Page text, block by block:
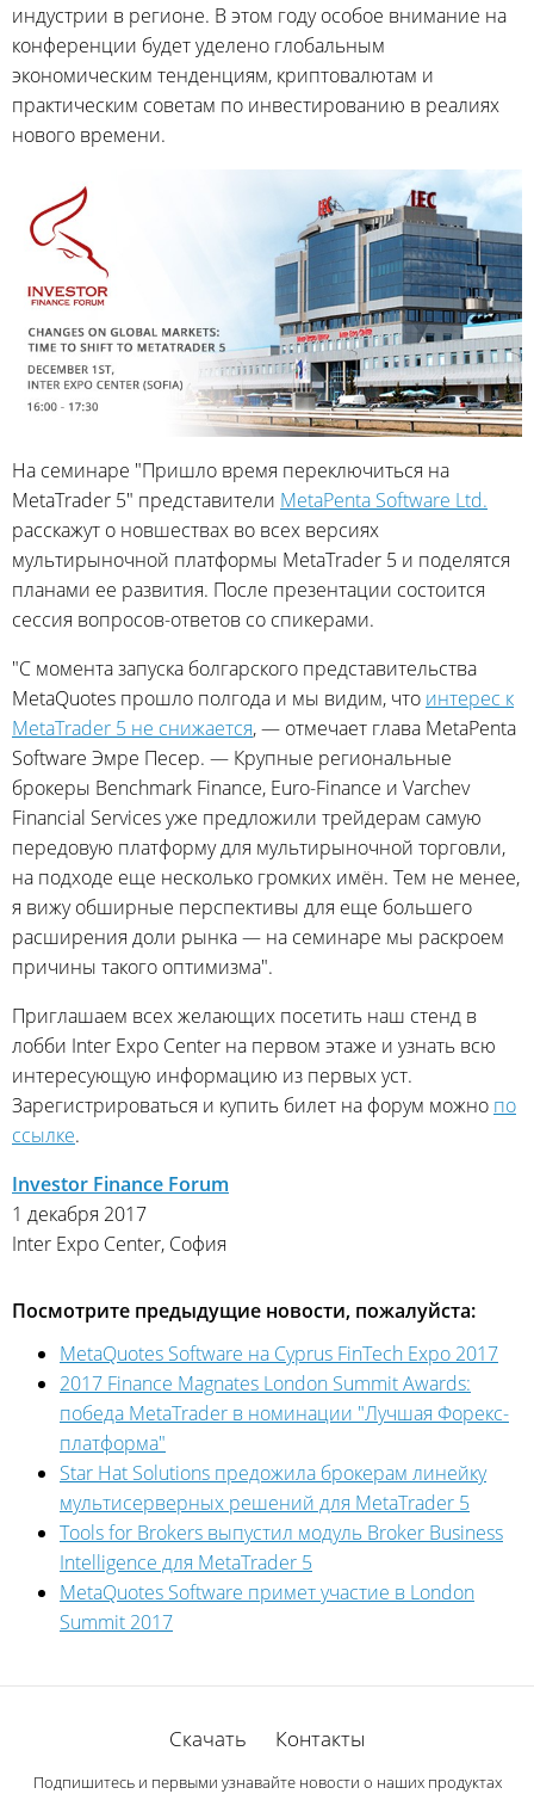
индустрии в регионе. В этом году особое внимание на
конференции будет уделено глобальным
экономическим тенденциям, криптовалютам и
практическим советам по инвестированию в реалиях
нового времени.
На семинаре "Пришло время переключиться на
MetaTrader 5" представители MetaPenta Software Ltd.
расскажут о новшествах во всех версиях
мультирыночной платформы MetaTrader 5 и поделятся
планами ее развития. После презентации состоится
сессия вопросов-ответов со спикерами.
"С момента запуска болгарского представительства
MetaQuotes прошло полгода и мы видим, что интерес к
MetaTrader 5 не снижается, — отмечает глава MetaPenta
Software Эмре Песер. — Крупные региональные
брокеры Benchmark Finance, Euro-Finance и Varchev
Financial Services уже предложили трейдерам самую
передовую платформу для мультирыночной торговли,
на подходе еще несколько громких имён. Тем не менее,
я вижу обширные перспективы для еще большего
расширения доли рынка — на семинаре мы раскроем
причины такого оптимизма".
Приглашаем всех желающих посетить наш стенд в
лобби Inter Expo Center на первом этаже и узнать всю
интересующую информацию из первых уст.
Зарегистрироваться и купить билет на форум можно по
ссылке.
Investor Finance Forum
1 декабря 2017
Inter Expo Center, София
Посмотрите предыдущие новости, пожалуйста:
MetaQuotes Software на Cyprus FinTech Expo 2017
2017 Finance Magnates London Summit Awards:
победа MetaTrader в номинации "Лучшая Форекс-
платформа"
Star Hat Solutions предожила брокерам линейку
мультисерверных решений для MetaTrader 5
Tools for Brokers выпустил модуль Broker Business
Intelligence для MetaTrader 5
MetaQuotes Software примет участие в London
Summit 2017
Скачать Контакты
Подпишитесь и первыми узнавайте новости о наших продуктах